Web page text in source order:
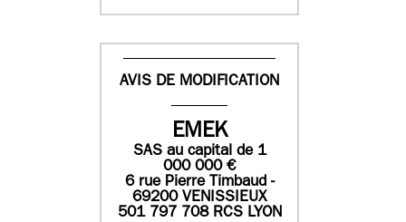
AVIS DE MODIFICATION
EMEK
SASau capital de 1
000 000€
6 rue Pierre Timbaud -
69200 VENISSIEUX
501 797 708 RCS LYON